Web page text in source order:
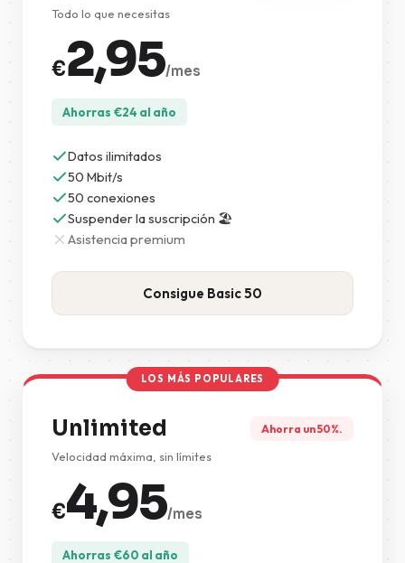
Todo lo que necesitas
€2,95/mes
Ahorras €24 al año
Datos ilimitados
50 Mbit/s
50 conexiones
Suspender la suscripción 🏖️
Asistencia premium
Consigue Basic 50
LOS MÁS POPULARES
Unlimited Ahorra un 50%.
Velocidad máxima, sin límites
€4,95/mes
Ahorras €60 al año